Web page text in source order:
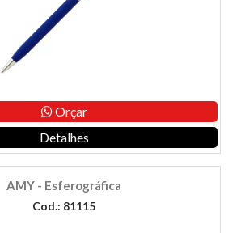
Orçar
Detalhes
AMY - Esferográfica
Cod.: 81115